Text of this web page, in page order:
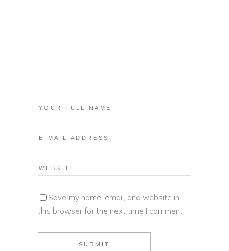
Save my name, email, and website in
this browser for the next time I comment.